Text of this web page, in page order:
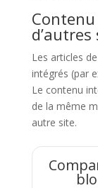
d’autres
Les articles
intégrés (par
Le contenu
de la même
autre site.